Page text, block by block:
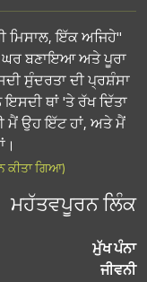
ਮਿਸਾਲ, ਇੱਕ ਅਜਿਹੇ
ਬਣਾਇਆ ਅਤੇ ਪੂਰਾ
ਸੁੰਦਰਤਾ ਦੀ ਪ੍ਰਸ਼ੰਸਾ
ਥਾਂ 'ਤੇ ਰੱਖ ਦਿੱਤਾ
ਮੈਂ ਉਹ ਇੱਟ ਹਾਂ, ਅਤੇ ਮੈਂ
(ਬੁਖਾਰੀ 4.734, 4.735 ਦੁਆਰਾ ਬਿਆਨ ਕੀਤਾ ਗਿਆ)
ਮਹੱਤਵਪੂਰਨ ਲਿੰਕ
ਮੁੱਖ ਪੰਨਾ
ਜੀਵਨੀ